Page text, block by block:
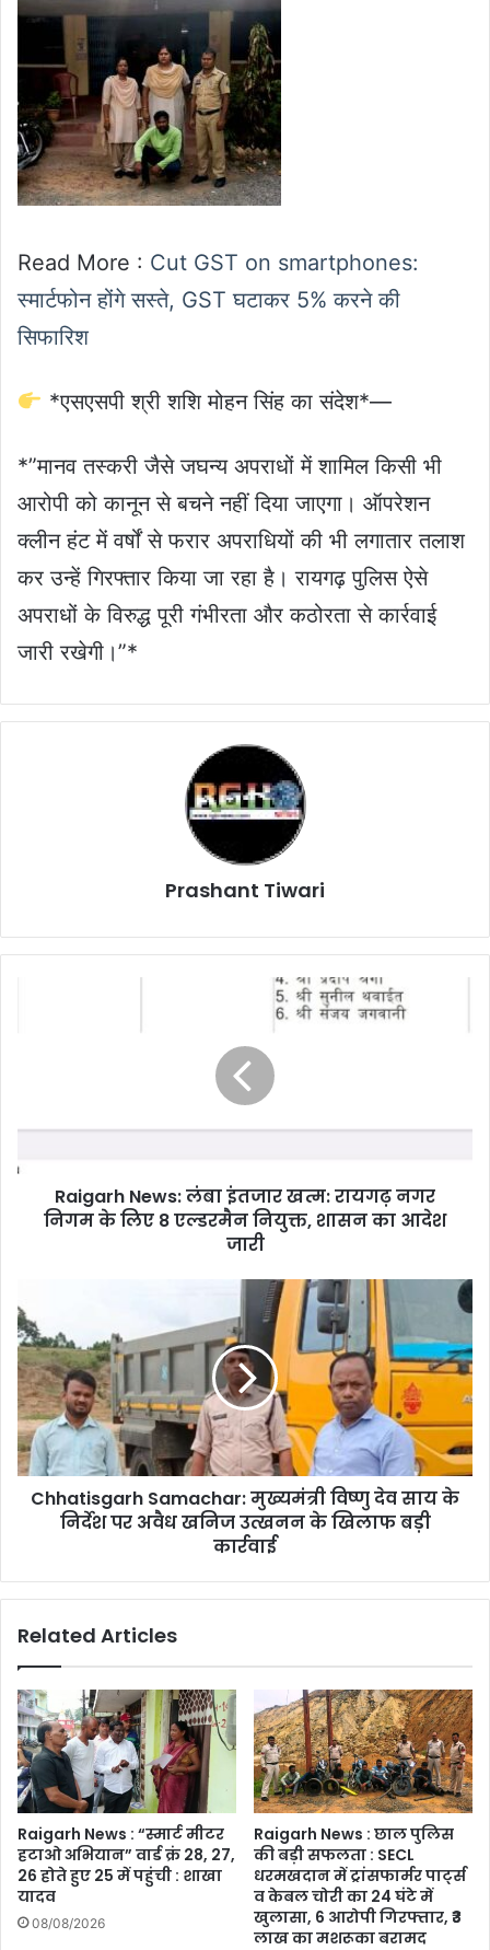
Read More : Cut GST on smartphones:
स्मार्टफोन होंगे सस्ते, GST घटाकर 5% करने की
सिफारिश
*एसएसपी श्री शशि मोहन सिंह का संदेश*—
*”मानव तस्करी जैसे जघन्य अपराधों में शामिल किसी भी
आरोपी को कानून से बचने नहीं दिया जाएगा। ऑपरेशन
क्लीन हंट में वर्षों से फरार अपराधियों की भी लगातार तलाश
कर उन्हें गिरफ्तार किया जा रहा है। रायगढ़ पुलिस ऐसे
अपराधों के विरुद्ध पूरी गंभीरता और कठोरता से कार्रवाई
जारी रखेगी।”*
Prashant Tiwari
के
का
आदेश
जारी
Raigarh News: लंबा इंतजार खत्म: रायगढ़ नगर
निगम के लिए 8 एल्डरमैन नियुक्त, शासन का आदेश
जारी
Samachar:
मुख्यमंत्री
विष्णु
देव
साय
के
निर्देश
पर
अवैध
खिलाफ
कार्रवाई
Chhatisgarh Samachar: मुख्यमंत्री विष्णु देव साय के
निर्देश पर अवैध खनिज उत्खनन के खिलाफ बड़ी
कार्रवाई
Related Articles
Raigarh News : “स्मार्ट मीटर
हटाओ अभियान” वार्ड क्रं 28, 27,
26 होते हुए 25 में पहुंची : शाखा
यादव
08/08/2026
Raigarh News : छाल पुलिस
की बड़ी सफलता : SECL
धरमखदान में ट्रांसफार्मर पार्ट्स
व केबल चोरी का 24 घंटे में
खुलासा, 6 आरोपी गिरफ्तार, ₹3
लाख का मशरूका बरामद